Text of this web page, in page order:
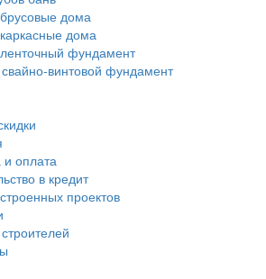
дома
дома
фундамент
винтовой фундамент
и оплата
в кредит
проектов